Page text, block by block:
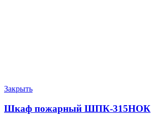
Закрыть
Шкаф пожарный ШПК-315НОК